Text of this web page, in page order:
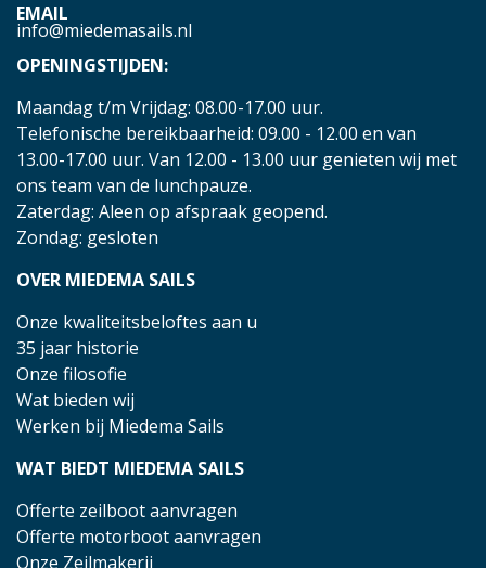
EMAIL
info@miedemasails.nl
OPENINGSTIJDEN:
Maandag t/m Vrijdag: 08.00-17.00 uur.
Telefonische bereikbaarheid: 09.00 - 12.00 en van
13.00-17.00 uur. Van 12.00 - 13.00 uur genieten wij met
ons team van de lunchpauze.
Zaterdag: Aleen op afspraak geopend.
Zondag: gesloten
OVER MIEDEMA SAILS
Onze kwaliteitsbeloftes aan u
35 jaar historie
Onze filosofie
Wat bieden wij
Werken bij Miedema Sails
WAT BIEDT MIEDEMA SAILS
Offerte zeilboot aanvragen
Offerte motorboot aanvragen
Onze Zeilmakerij